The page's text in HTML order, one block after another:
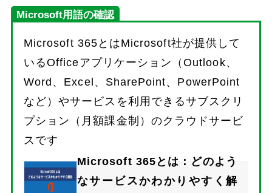
Microsoft用語の確認
Microsoft 365とはMicrosoft社が提供して
いるOfficeアプリケーション（Outlook、
Word、Excel、SharePoint、PowerPoint
など）やサービスを利用できるサブスクリ
プション（月額課金制）のクラウドサービ
スです
Microsoft 365とは：どのよう
なサービスかわかりやすく解